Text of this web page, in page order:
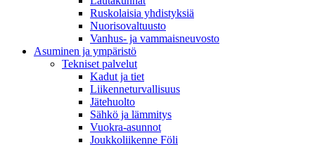
Ruskolaisia yhdistyksiä
Nuorisovaltuusto
Vanhus- ja vammaisneuvosto
Asuminen ja ympäristö
Tekniset palvelut
Kadut ja tiet
Liikenneturvallisuus
Jätehuolto
Sähkö ja lämmitys
Vuokra-asunnot
Joukkoliikenne Föli